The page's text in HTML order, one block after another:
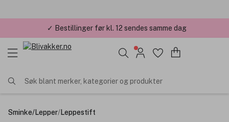
✓ Årets Nettbutikk 2026 og 2025
Søk blant merker, kategorier og produkter
Sminke/Lepper/Leppestift